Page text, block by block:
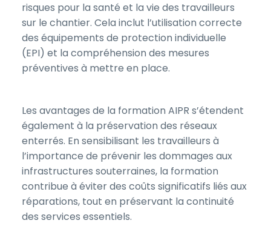
risques pour la santé et la vie des travailleurs
sur le chantier. Cela inclut l’utilisation correcte
des équipements de protection individuelle
(EPI) et la compréhension des mesures
préventives à mettre en place.
Les avantages de la formation AIPR s’étendent
également à la préservation des réseaux
enterrés. En sensibilisant les travailleurs à
l’importance de prévenir les dommages aux
infrastructures souterraines, la formation
contribue à éviter des coûts significatifs liés aux
réparations, tout en préservant la continuité
des services essentiels.